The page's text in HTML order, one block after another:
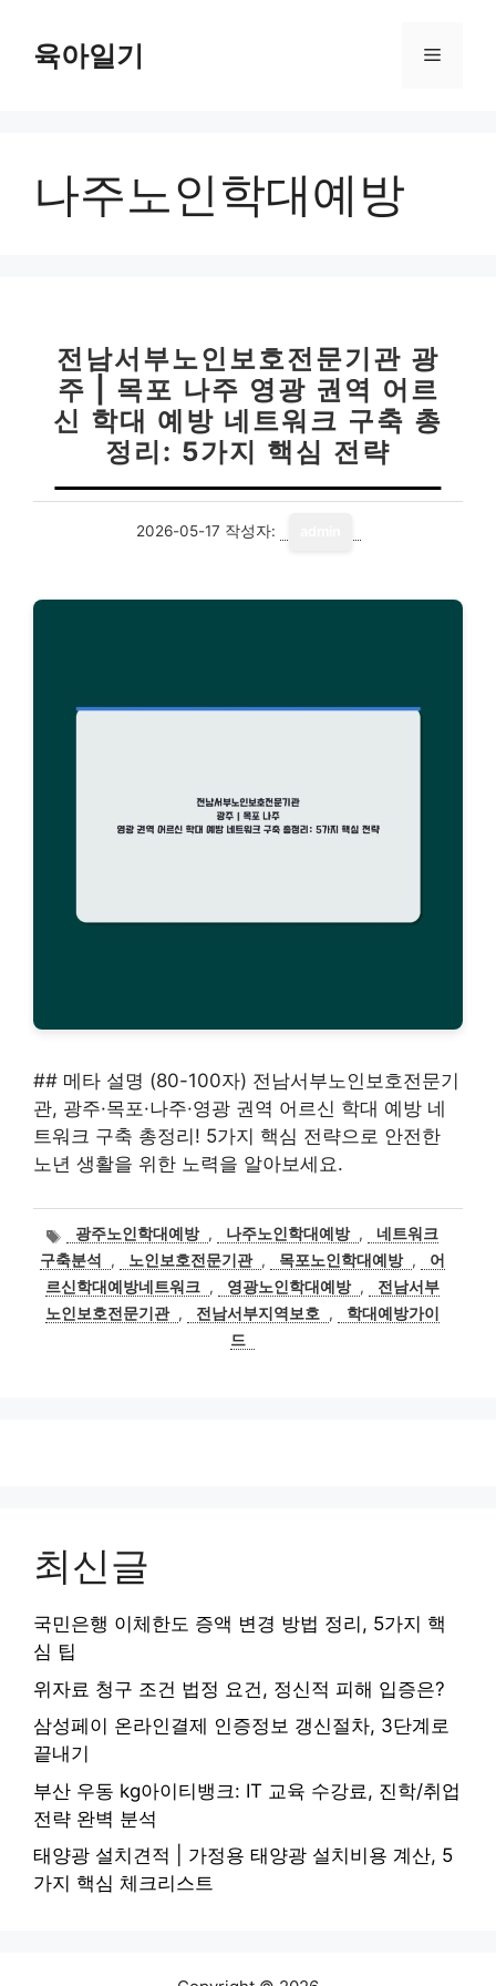
육아일기 메
나주노인학대예방
전남서부노인보호전문기관 광
주 | 목포 나주 영광 권역 어르
신 학대 예방 네트워크 구축 총
정리: 5가지 핵심 전략
2026-05-17 작성자:
## 메타 설명 (80-100자) 전남서부노인보호전문기
관, 광주·목포·나주·영광 권역 어르신 학대 예방 네
트워크 구축 총정리! 5가지 핵심 전략으로 안전한
노년 생활을 위한 노력을 알아보세요.
태
그
광주노인학대예방 , 나주노인학대예방 ,
네트워크
구축분석
, 노인보호전문기관 , 목포노인학대예방 ,
어
르신학대예방네트워크 , 영광노인학대예방 ,
전남서부
노인보호전문기관 , 전남서부지역보호 ,
학대예방가이
드
최신글
국민은행 이체한도 증액 변경 방법 정리, 5가지 핵
심 팁
위자료 청구 조건 법정 요건, 정신적 피해 입증은?
삼성페이 온라인결제 인증정보 갱신절차, 3단계로
끝내기
부산 우동 kg아이티뱅크: IT 교육 수강료, 진학/취업
전략 완벽 분석
태양광 설치견적 | 가정용 태양광 설치비용 계산, 5
가지 핵심 체크리스트